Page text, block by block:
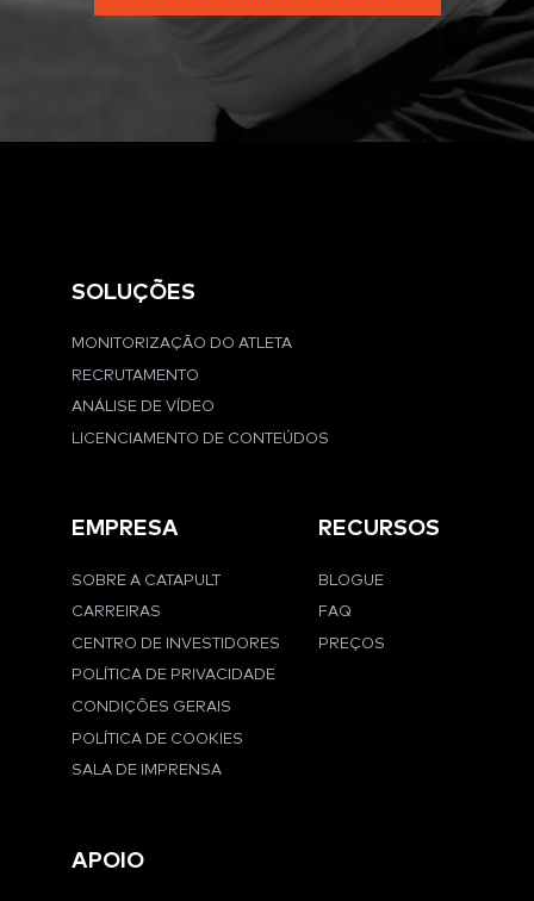
SOLUÇÕES
MONITORIZAÇÃO DO ATLETA
RECRUTAMENTO
ANÁLISE DE VÍDEO
LICENCIAMENTO DE CONTEÚDOS
EMPRESA
SOBRE A CATAPULT
CARREIRAS
CENTRO DE INVESTIDORES
POLÍTICA DE PRIVACIDADE
CONDIÇÕES GERAIS
POLÍTICA DE COOKIES
SALA DE IMPRENSA
RECURSOS
BLOGUE
FAQ
PREÇOS
APOIO